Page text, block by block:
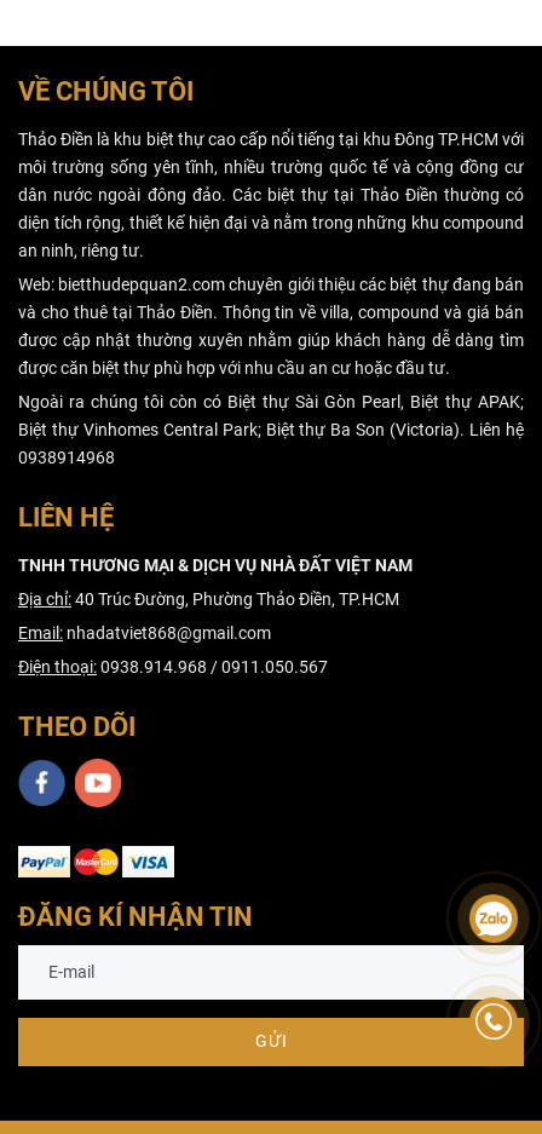
lợi nhuận hơn
là đầu tư tài
sản, nếu gặp
nhiều bất lợi,
cắt lỗ vẫn hơn
là gồng lỗ.
VỀ CHÚNG TÔI
Thảo Điền là khu biệt thự cao cấp nổi tiếng tại khu Đông TP.HCM với
môi trường sống yên tĩnh, nhiều trường quốc tế và cộng đồng cư
dân nước ngoài đông đảo. Các biệt thự tại Thảo Điền thường có
diện tích rộng, thiết kế hiện đại và nằm trong những khu compound
an ninh, riêng tư.
Web: bietthudepquan2.com chuyên giới thiệu các biệt thự đang bán
và cho thuê tại Thảo Điền. Thông tin về villa, compound và giá bán
được cập nhật thường xuyên nhằm giúp khách hàng dễ dàng tìm
được căn biệt thự phù hợp với nhu cầu an cư hoặc đầu tư.
Ngoài ra chúng tôi còn có Biệt thự Sài Gòn Pearl, Biệt thự APAK;
Biệt thự Vinhomes Central Park; Biệt thự Ba Son (Victoria). Liên hệ
0938914968
LIÊN HỆ
TNHH THƯƠNG MẠI & DỊCH VỤ NHÀ ĐẤT VIỆT NAM
Địa chỉ:40 Trúc Đường, Phường Thảo Điền, TP.HCM
Email: nhadatviet868@gmail.com
Điện thoại:0938.914.968 / 0911.050.567
THEO DÕI
ĐĂNG KÍ NHẬN TIN
GỬI